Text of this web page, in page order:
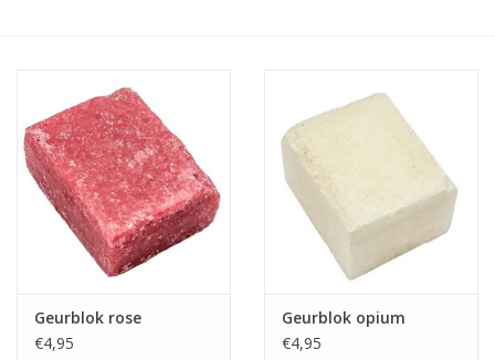
Kussens en plaids
Kleden
Vachten
Badkamer
Geurblok rose
€4,95
Geurblok opium
€4,95